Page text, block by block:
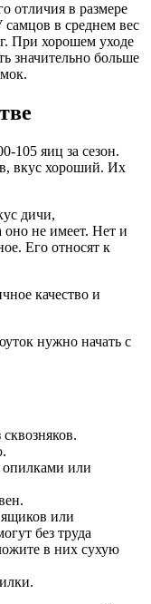
отличия в размере
самцов в среднем вес
При хорошем уходе
значительно больше
105 яиц за сезон.
вкус хороший. Их
дичи,
оно не имеет. Нет и
Его относят к
качество и
нужно начать с
опилками или
ящиков или
без труда
в них сухую